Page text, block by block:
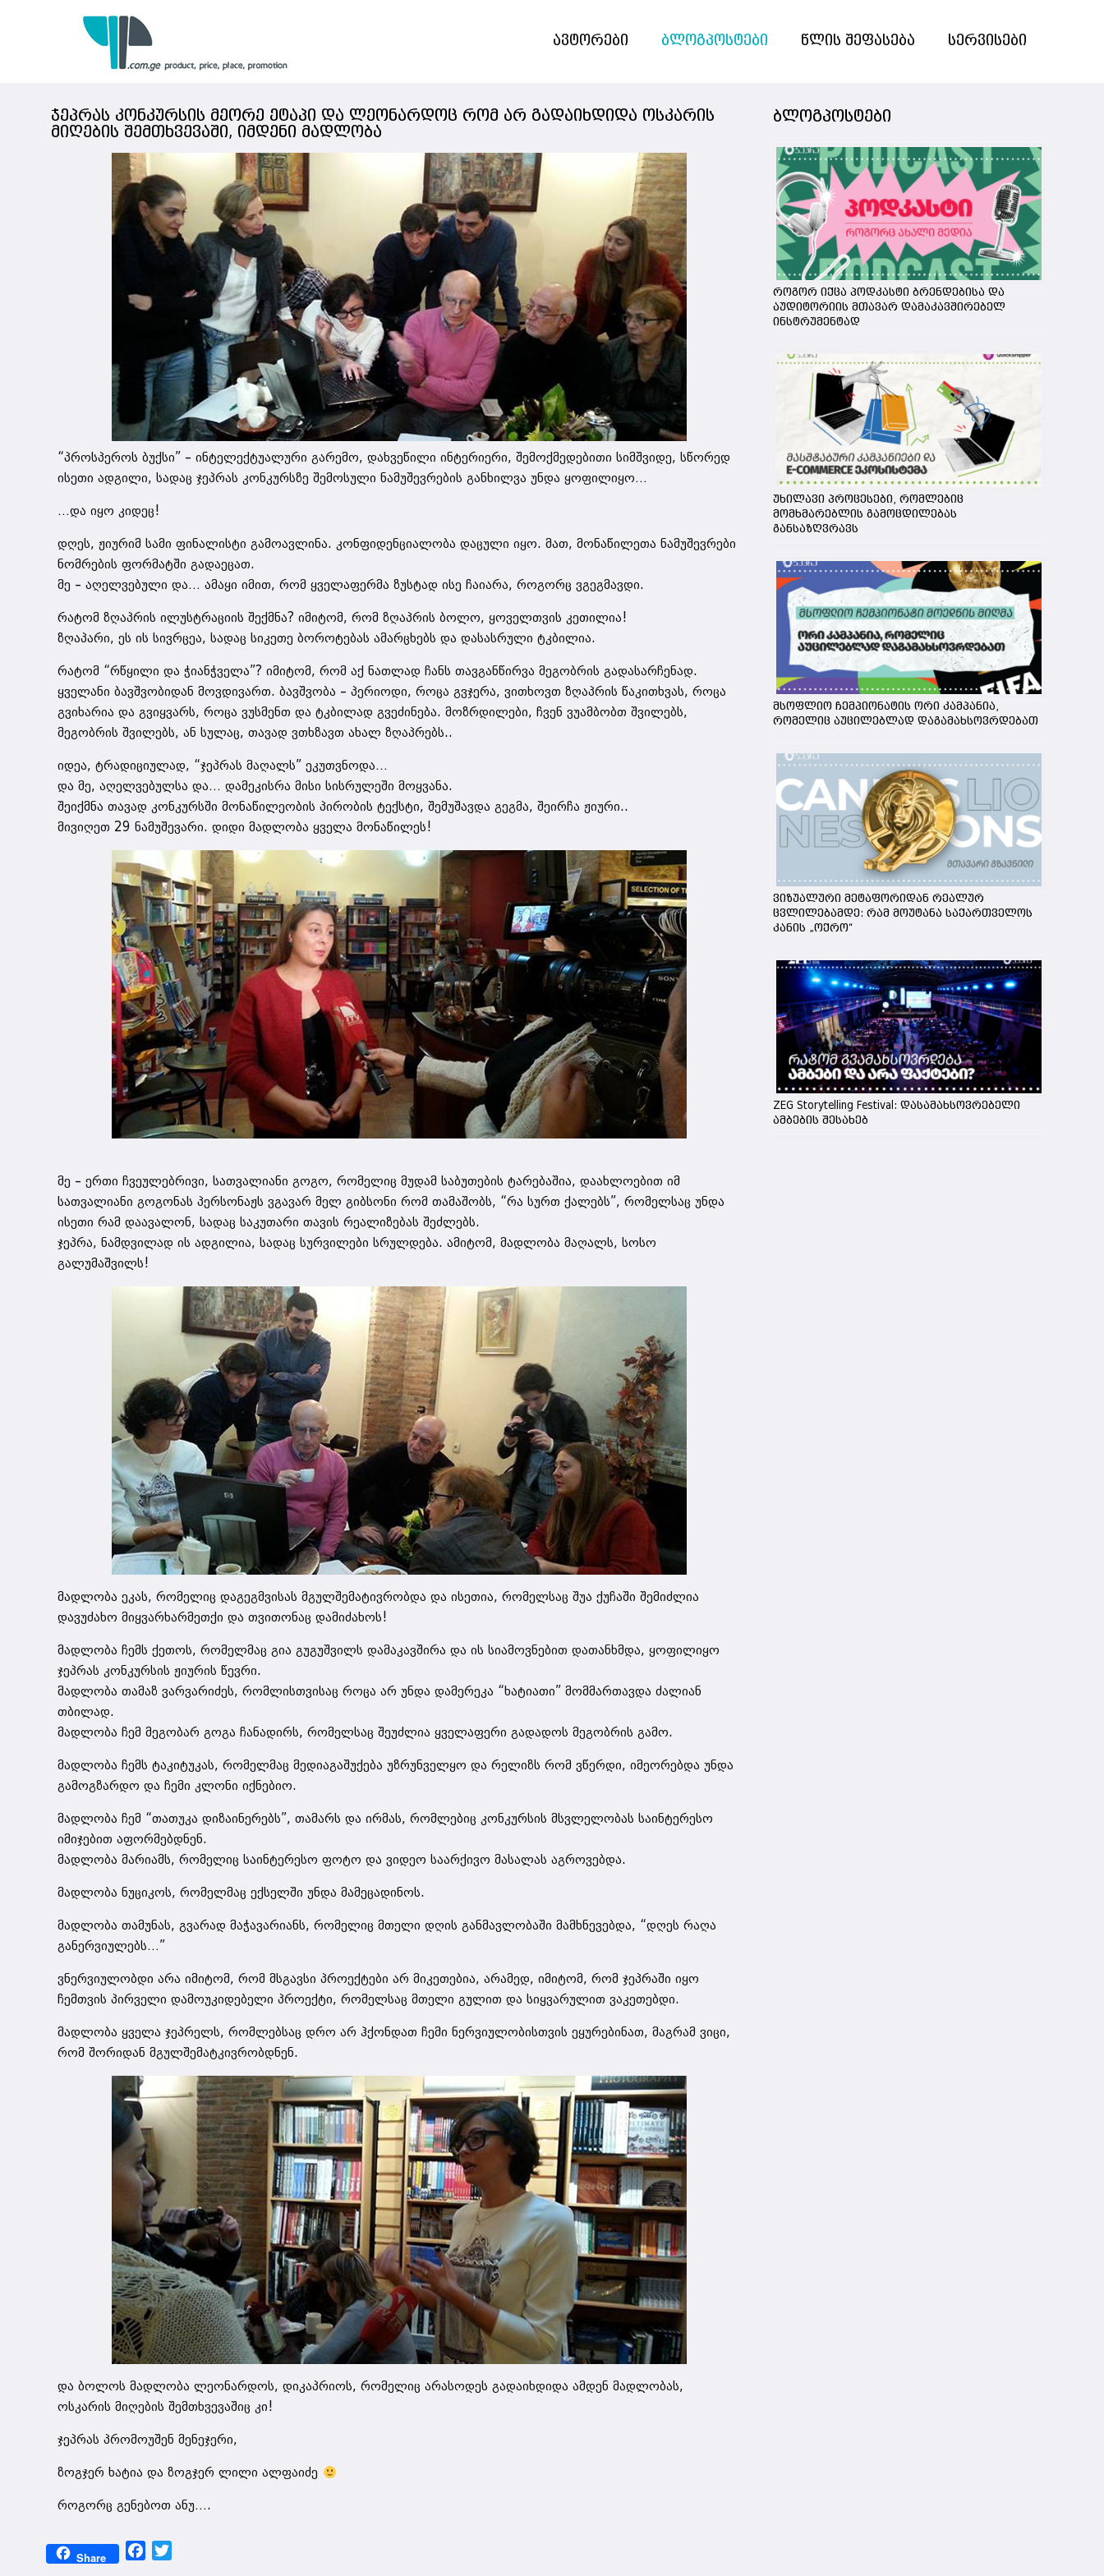
ავტორები ბლოგპოსტები წლის შეფასება სერვისები
ჯეპრას კონკურსის მეორე ეტაპი და ლეონარდოც რომ არ გადაიხდიდა ოსკარის
მიღების შემთხვევაში, იმდენი მადლობა
“პროსპეროს ბუქსი” – ინტელექტუალური გარემო, დახვეწილი ინტერიერი, შემოქმედებითი სიმშვიდე, სწორედ
ისეთი ადგილი, სადაც ჯეპრას კონკურსზე შემოსული ნამუშევრების განხილვა უნდა ყოფილიყო…
…და იყო კიდეც!
დღეს, ჟიურიმ სამი ფინალისტი გამოავლინა. კონფიდენციალობა დაცული იყო. მათ, მონაწილეთა ნამუშევრები
ნომრების ფორმატში გადაეცათ.
მე – აღელვებული და… ამაყი იმით, რომ ყველაფერმა ზუსტად ისე ჩაიარა, როგორც ვგეგმავდი.
რატომ ზღაპრის ილუსტრაციის შექმნა? იმიტომ, რომ ზღაპრის ბოლო, ყოველთვის კეთილია!
ზღაპარი, ეს ის სივრცეა, სადაც სიკეთე ბოროტებას ამარცხებს და დასასრული ტკბილია.
რატომ “რწყილი და ჭიანჭველა”? იმიტომ, რომ აქ ნათლად ჩანს თავგანწირვა მეგობრის გადასარჩენად.
ყველანი ბავშვობიდან მოვდივართ. ბავშვობა – პერიოდი, როცა გვჯერა, ვითხოვთ ზღაპრის წაკითხვას, როცა
გვიხარია და გვიყვარს, როცა ვუსმენთ და ტკბილად გვეძინება. მოზრდილები, ჩვენ ვუამბობთ შვილებს,
მეგობრის შვილებს, ან სულაც, თავად ვთხზავთ ახალ ზღაპრებს..
იდეა, ტრადიციულად, “ჯეპრას მაღალს” ეკუთვნოდა…
და მე, აღელვებულსა და… დამეკისრა მისი სისრულეში მოყვანა.
შეიქმნა თავად კონკურსში მონაწილეობის პირობის ტექსტი, შემუშავდა გეგმა, შეირჩა ჟიური..
მივიღეთ 29 ნამუშევარი. დიდი მადლობა ყველა მონაწილეს!
მე – ერთი ჩვეულებრივი, სათვალიანი გოგო, რომელიც მუდამ საბუთების ტარებაშია, დაახლოებით იმ
სათვალიანი გოგონას პერსონაჟს ვგავარ მელ გიბსონი რომ თამაშობს, “რა სურთ ქალებს”, რომელსაც უნდა
ისეთი რამ დაავალონ, სადაც საკუთარი თავის რეალიზებას შეძლებს.
ჯეპრა, ნამდვილად ის ადგილია, სადაც სურვილები სრულდება. ამიტომ, მადლობა მაღალს, სოსო
გალუმაშვილს!
მადლობა ეკას, რომელიც დაგეგმვისას მგულშემატივრობდა და ისეთია, რომელსაც შუა ქუჩაში შემიძლია
დავუძახო მიყვარხარმეთქი და თვითონაც დამიძახოს!
მადლობა ჩემს ქეთოს, რომელმაც გია გუგუშვილს დამაკავშირა და ის სიამოვნებით დათანხმდა, ყოფილიყო
ჯეპრას კონკურსის ჟიურის წევრი.
მადლობა თამაზ ვარვარიძეს, რომლისთვისაც როცა არ უნდა დამერეკა “ხატიათი” მომმართავდა ძალიან
თბილად.
მადლობა ჩემ მეგობარ გოგა ჩანადირს, რომელსაც შეუძლია ყველაფერი გადადოს მეგობრის გამო.
მადლობა ჩემს ტაკიტუკას, რომელმაც მედიაგაშუქება უზრუნველყო და რელიზს რომ ვწერდი, იმეორებდა უნდა
გამოგზარდო და ჩემი კლონი იქნებიო.
მადლობა ჩემ “თათუკა დიზაინერებს”, თამარს და ირმას, რომლებიც კონკურსის მსვლელობას საინტერესო
იმიჯებით აფორმებდნენ.
მადლობა მარიამს, რომელიც საინტერესო ფოტო და ვიდეო საარქივო მასალას აგროვებდა.
მადლობა ნუციკოს, რომელმაც ექსელში უნდა მამეცადინოს.
მადლობა თამუნას, გვარად მაჭავარიანს, რომელიც მთელი დღის განმავლობაში მამხნევებდა, “დღეს რაღა
განერვიულებს…”
ვნერვიულობდი არა იმიტომ, რომ მსგავსი პროექტები არ მიკეთებია, არამედ, იმიტომ, რომ ჯეპრაში იყო
ჩემთვის პირველი დამოუკიდებელი პროექტი, რომელსაც მთელი გულით და სიყვარულით ვაკეთებდი.
მადლობა ყველა ჯეპრელს, რომლებსაც დრო არ ჰქონდათ ჩემი ნერვიულობისთვის ეყურებინათ, მაგრამ ვიცი,
რომ შორიდან მგულშემატკივრობდნენ.
და ბოლოს მადლობა ლეონარდოს, დიკაპრიოს, რომელიც არასოდეს გადაიხდიდა ამდენ მადლობას,
ოსკარის მიღების შემთხვევაშიც კი!
ჯეპრას პრომოუშენ მენეჯერი,
ზოგჯერ ხატია და ზოგჯერ ლილი ალფაიძე
როგორც გენებოთ ანუ….
Share Facebook
ბლოგპოსტები
როგორ იქცა პოდკასტი ბრენდებისა და
აუდიტორიის მთავარ დამაკავშირებელ
ინსტრუმენტად
უხილავი პროცესები, რომლებიც
მომხმარებლის გამოცდილებას
განსაზღვრავს
მსოფლიო ჩემპიონატის ორი კამპანია,
რომელიც აუცილებლად დაგამახსოვრდებათ
ვიზუალური მეტაფორიდან რეალურ
ცვლილებამდე: რამ მოუტანა საქართველოს
კანის „ოქრო“
ZEG Storytelling Festival: დასამახსოვრებელი
ამბების შესახებ